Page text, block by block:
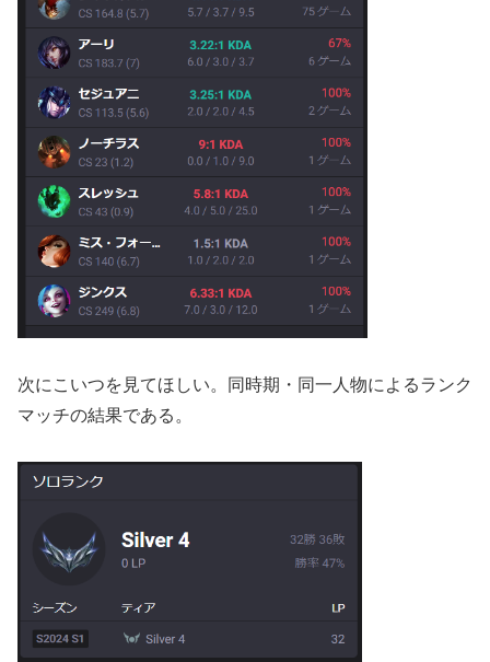
次にこいつを見てほしい。同時期・同一人物によるランク
マッチの結果である。